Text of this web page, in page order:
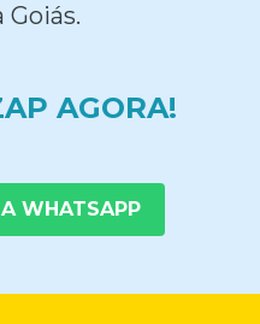
Goiás.
AGORA!
WHATSAPP